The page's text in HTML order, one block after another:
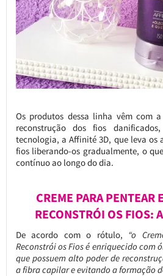
Os produtos dessa linha vêm com
reconstrução dos fios
tecnologia, a Affinité 3D, que leva os
fios liberando-os gradualmente, o
contínuo ao longo do dia.
CREME PARA PENTEAR
RECONSTRÓI OS FIOS:
De acordo com o rótulo, “o
Reconstrói os Fios é enriquecido com
que possuem alto poder de
a fibra capilar e evitando a formação